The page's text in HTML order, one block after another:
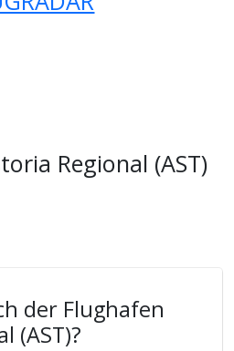
Regional (AST)
der Flughafen
(AST)?